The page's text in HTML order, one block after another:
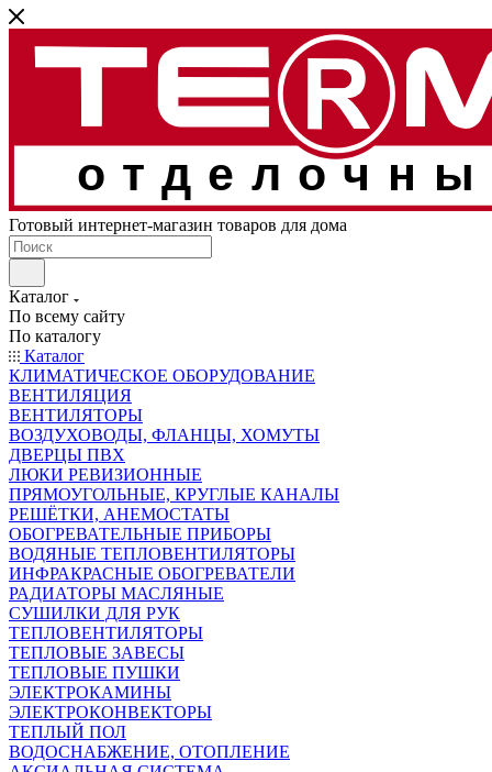
Готовый интернет-магазин товаров для дома
Каталог
По всему сайту
По каталогу
Каталог
КЛИМАТИЧЕСКОЕ ОБОРУДОВАНИЕ
ВЕНТИЛЯЦИЯ
ВЕНТИЛЯТОРЫ
ВОЗДУХОВОДЫ, ФЛАНЦЫ, ХОМУТЫ
ДВЕРЦЫ ПВХ
ЛЮКИ РЕВИЗИОННЫЕ
ПРЯМОУГОЛЬНЫЕ, КРУГЛЫЕ КАНАЛЫ
РЕШЁТКИ, АНЕМОСТАТЫ
ОБОГРЕВАТЕЛЬНЫЕ ПРИБОРЫ
ВОДЯНЫЕ ТЕПЛОВЕНТИЛЯТОРЫ
ИНФРАКРАСНЫЕ ОБОГРЕВАТЕЛИ
РАДИАТОРЫ МАСЛЯНЫЕ
СУШИЛКИ ДЛЯ РУК
ТЕПЛОВЕНТИЛЯТОРЫ
ТЕПЛОВЫЕ ЗАВЕСЫ
ТЕПЛОВЫЕ ПУШКИ
ЭЛЕКТРОКАМИНЫ
ЭЛЕКТРОКОНВЕКТОРЫ
ТЕПЛЫЙ ПОЛ
ВОДОСНАБЖЕНИЕ, ОТОПЛЕНИЕ